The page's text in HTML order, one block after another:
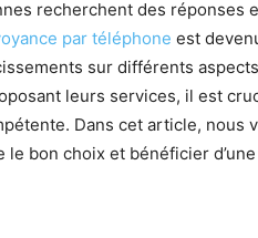
recherchent des réponses
par téléphone est
sur différents
leurs services, il est
Dans cet article, nous
bon choix et bénéficier